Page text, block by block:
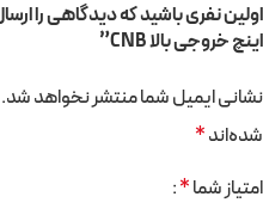
اینچ خروجی بالا CNB”
نشانی ایمیل شما منتشر نخواهد شد.
شده‌اند*
امتیاز شما*